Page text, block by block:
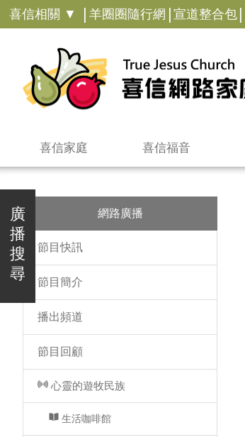
喜信相關 ▼ | 羊圈圈隨行網 | 宣道整合包 |
喜信家庭 喜信福音
廣
播
搜
尋
網路廣播
節目快訊
節目簡介
播出頻道
節目回顧
心靈的遊牧民族
生活咖啡館